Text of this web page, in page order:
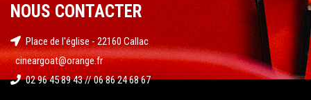
NOUS CONTACTER
Place de l'église - 22160 Callac
cineargoat@orange.fr
02 96 45 89 43 // 06 86 24 68 67